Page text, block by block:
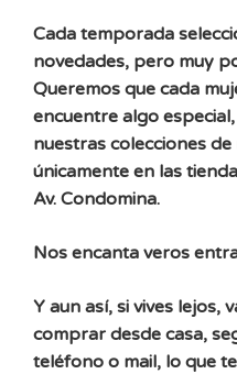
Cada temporada
novedades, pero muy
Queremos que cada
encuentre algo
nuestras colecciones
únicamente en las
Av. Condomina.
Nos encanta veros
Y aun así, si vives lejos,
comprar desde casa,
teléfono o mail, lo que